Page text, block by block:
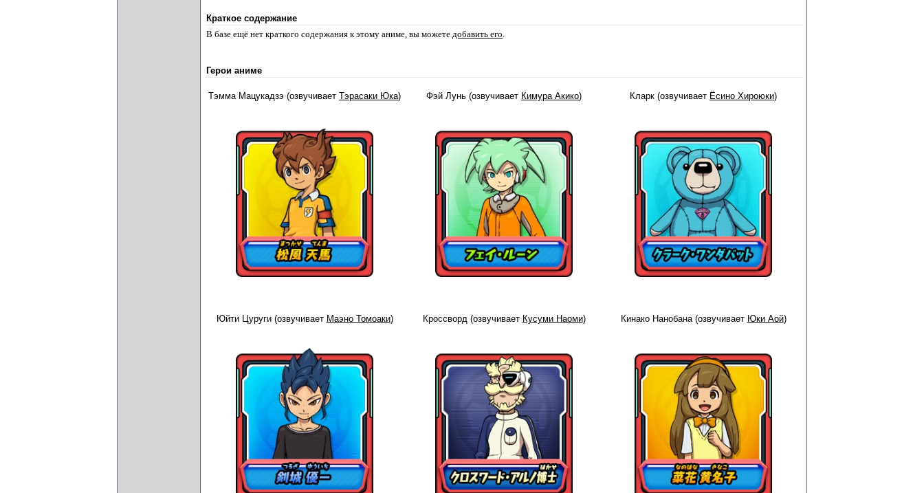
Краткое содержание
В базе ещё нет краткого содержания к этому аниме, вы можете добавить его.
Герои аниме
Тэмма Мацукадзэ (озвучивает Тэрасаки Юка) Фэй Лунь (озвучивает Кимура Акико) Кларк (озвучивает Ёсино Хироюки)
Юйти Цуруги (озвучивает Маэно Томоаки) Кроссворд (озвучивает Кусуми Наоми) Кинако Нанобана (озвучивает Юки Аой)